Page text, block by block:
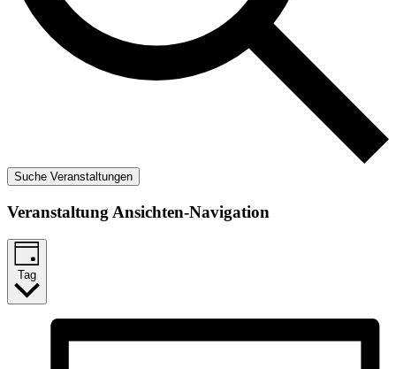
Suche Veranstaltungen
Veranstaltung Ansichten-Navigation
Tag